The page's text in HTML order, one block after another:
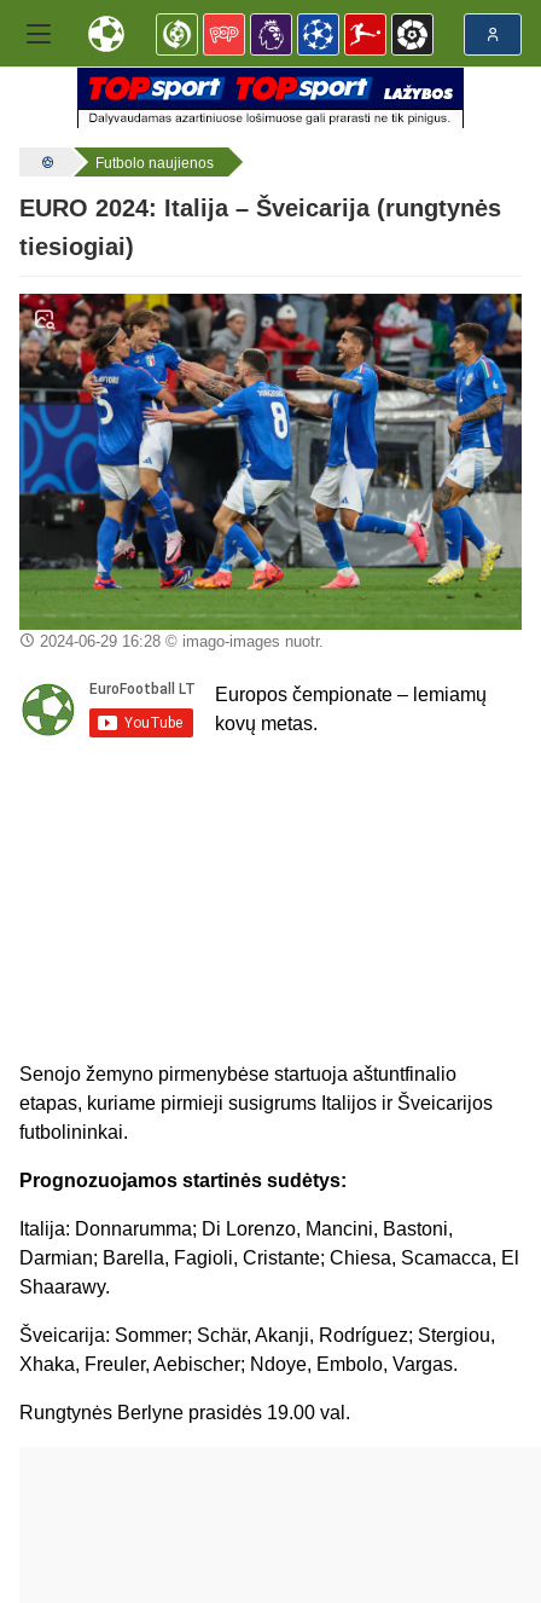
Futbolo naujienos
EURO 2024: Italija – Šveicarija (rungtynės
tiesiogiai)
2024-06-29 16:28© imago-images nuotr.
Europos čempionate – lemiamų
kovų metas.
Senojo žemyno pirmenybėse startuoja aštuntfinalio
etapas, kuriame pirmieji susigrums Italijos ir Šveicarijos
futbolininkai.
Prognozuojamos startinės sudėtys:
Italija: Donnarumma; Di Lorenzo, Mancini, Bastoni,
Darmian; Barella, Fagioli, Cristante; Chiesa, Scamacca, El
Shaarawy.
Šveicarija: Sommer; Schär, Akanji, Rodríguez; Stergiou,
Xhaka, Freuler, Aebischer; Ndoye, Embolo, Vargas.
Rungtynės Berlyne prasidės 19.00 val.